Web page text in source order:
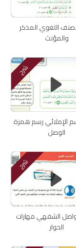
اللغوي المذكر
والمؤنث
شرح
الإملائي رسم همزة
الوصل
شرح
الشفهي مهارات
الحوار